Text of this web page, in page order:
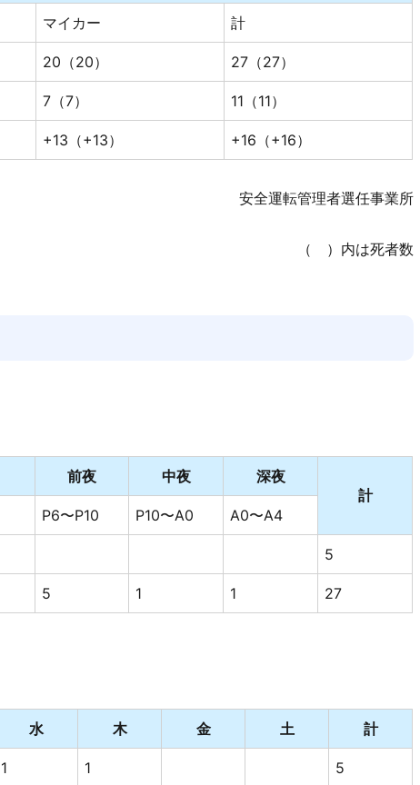
マイカー 計
20（20） 27（27）
7（7） 11（11）
+13（+13） +16（+16）
安全運転管理者選任事業所
（ ）内は死者数
前夜 中夜
深夜
計
P6〜P10 P10〜A0 A0〜A4
5
5 1 1 27
水 木 金 土 計
1 1 5